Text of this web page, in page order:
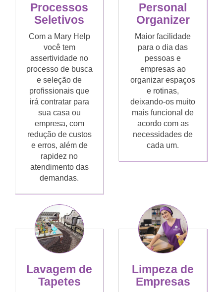
Processos
Seletivos
Com a Mary Help
você tem
assertividade no
processo de busca
e seleção de
profissionais que
irá contratar para
sua casa ou
empresa, com
redução de custos
e erros, além de
rapidez no
atendimento das
demandas.
Personal
Organizer
Maior facilidade
para o dia das
pessoas e
empresas ao
organizar espaços
e rotinas,
deixando-os muito
mais funcional de
acordo com as
necessidades de
cada um.
Lavagem de
Tapetes
Limpeza de
Empresas